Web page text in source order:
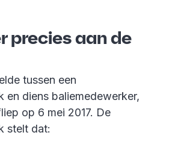
precies aan de
tussen een
en diens baliemedewerker,
op 6 mei 2017. De
stelt dat: